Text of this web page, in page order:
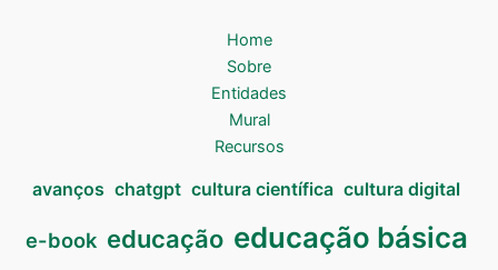
Home
Sobre
Entidades
Mural
Recursos
avanços chatgpt cultura científica cultura digital
e-book educação educação básica